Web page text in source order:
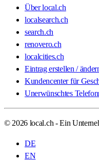
Über local.ch
localsearch.ch
search.ch
renovero.ch
localcities.ch
Eintrag erstellen /
Kundencenter für
Unerwünschtes
© 2026 local.ch - Ein
DE
EN